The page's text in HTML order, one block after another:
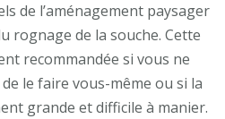
de l’aménagement paysager
rognage de la souche. Cette
recommandée si vous ne
le faire vous-même ou si la
grande et difficile à manier.